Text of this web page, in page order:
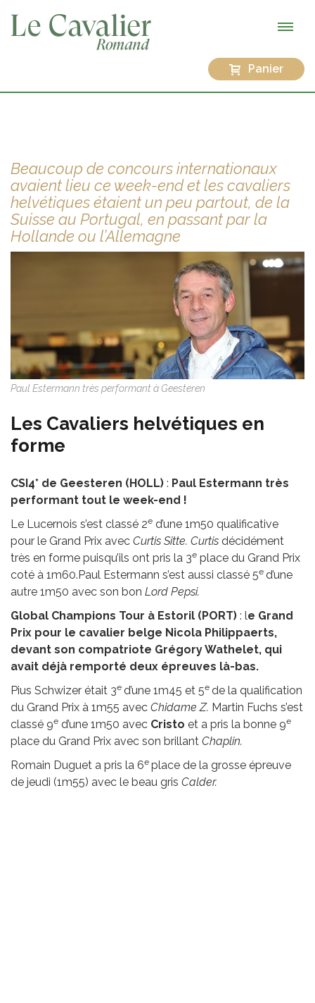
Panier
Beaucoup de concours internationaux
avaient lieu ce week-end et les cavaliers
helvétiques étaient un peu partout, de la
Suisse au Portugal, en passant par la
Hollande ou l’Allemagne
Paul Estermann très performant à Geesteren
Les Cavaliers helvétiques en
forme
CSI4* de Geesteren (HOLL) : Paul Estermann très
performant tout le week-end !
Le Lucernois s’est classé 2e d’une 1m50 qualificative
pour le Grand Prix avec Curtis Sitte. Curtis décidément
très en forme puisqu’ils ont pris la 3e place du Grand Prix
coté à 1m60.Paul Estermann s’est aussi classé 5e d’une
autre 1m50 avec son bon Lord Pepsi.
Global Champions Tour à Estoril (PORT) : le Grand
Prix pour le cavalier belge Nicola Philippaerts,
devant son compatriote Grégory Wathelet, qui
avait déjà remporté deux épreuves là-bas.
Pius Schwizer était 3e d’une 1m45 et 5e de la qualification
du Grand Prix à 1m55 avec Chidame Z. Martin Fuchs s’est
classé 9e d’une 1m50 avec Cristo et a pris la bonne 9e
place du Grand Prix avec son brillant Chaplin.
Romain Duguet a pris la 6e place de la grosse épreuve
de jeudi (1m55) avec le beau gris Calder.